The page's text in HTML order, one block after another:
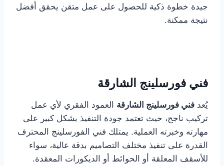
جيدة خطوة ذكية للحصول على عمل متقن يحقق أفضل
نتيجة ممكنة.
فني فورسلينج الشارقة
يُعد فني فورسلينج الشارقة العمود الفقري لأي عمل
تركيب ناجح، حيث تعتمد جودة التنفيذ بشكل كبير على
مهارته وخبرته العملية. يمتلك فني الفورسلينج المحترف
القدرة على تنفيذ مختلف التصاميم بدقة عالية، سواء
للأسقف المعلقة أو الحوائط أو الديكورات المعقدة.